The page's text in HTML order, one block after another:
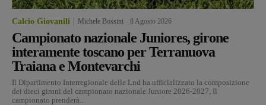
Calcio Giovanili Michele Bossini 8 Agosto 2026
Campionato nazionale Juniores, girone
interamente toscano per Terranuova
Traiana e Montevarchi
Il Dipartimento Interregionale delle Lnd ha ufficializzato la composizione
dei dieci gironi del campionato nazionale Juniore 2026-2027, Il
campionato prenderà...